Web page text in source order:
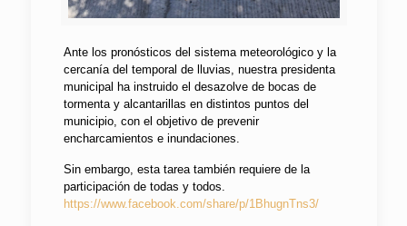
Ante los pronósticos del sistema meteorológico y la
cercanía del temporal de lluvias, nuestra presidenta
municipal ha instruido el desazolve de bocas de
tormenta y alcantarillas en distintos puntos del
municipio, con el objetivo de prevenir
encharcamientos e inundaciones.
Sin embargo, esta tarea también requiere de la
participación de todas y todos.
https://www.facebook.com/share/p/1BhugnTns3/